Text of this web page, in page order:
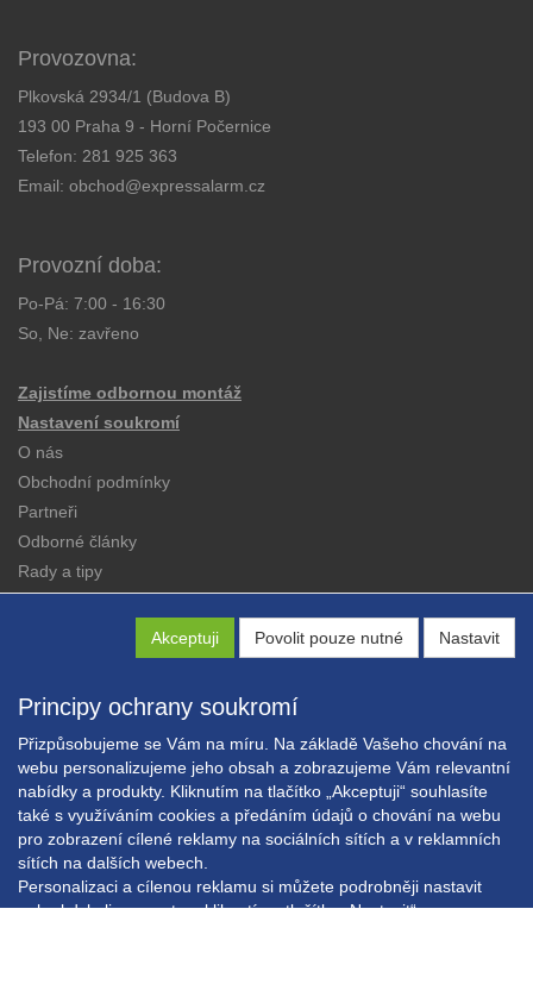
Akceptuji Povolit pouze nutné Nastavit
Principy ochrany soukromí
Přizpůsobujeme se Vám na míru. Na základě Vašeho chování na
webu personalizujeme jeho obsah a zobrazujeme Vám relevantní
nabídky a produkty. Kliknutím na tlačítko „Akceptuji“ souhlasíte
také s využíváním cookies a předáním údajů o chování na webu
pro zobrazení cílené reklamy na sociálních sítích a v reklamních
sítích na dalších webech.
Personalizaci a cílenou reklamu si můžete podrobněji nastavit
nebo kdykoli vypnout po kliknutí na tlačítko „Nastavit“.
Provozovna:
Plkovská 2934/1 (Budova B)
193 00 Praha 9 - Horní Počernice
Telefon: 281 925 363
Email: obchod@expressalarm.cz
Provozní doba:
Po-Pá: 7:00 - 16:30
So, Ne: zavřeno
Zajistíme odbornou montáž
Nastavení soukromí
O nás
Obchodní podmínky
Partneři
Odborné články
Rady a tipy
Copyright © EXPRESS ALARM Czech s.r.o.
Powered byABRA E-shop